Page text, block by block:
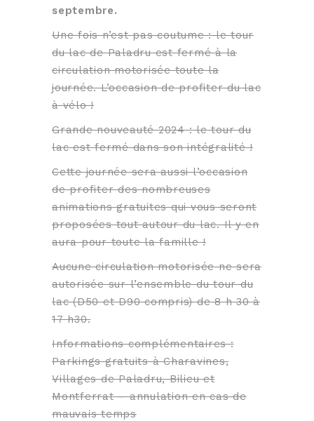
septembre.
Une fois n’est pas coutume : le tour
du lac de Paladru est fermé à la
circulation motorisée toute la
journée. L’occasion de profiter du lac
à vélo !
Grande nouveauté 2024 : le tour du
lac est fermé dans son intégralité !
Cette journée sera aussi l’occasion
de profiter des nombreuses
animations gratuites qui vous seront
proposées tout autour du lac. Il y en
aura pour toute la famille !
Aucune circulation motorisée ne sera
autorisée sur l’ensemble du tour du
lac (D50 et D90 compris) de 8 h 30 à
17 h30.
Informations complémentaires :
Parkings gratuits à Charavines,
Villages de Paladru, Bilieu et
Montferrat – annulation en cas de
mauvais temps